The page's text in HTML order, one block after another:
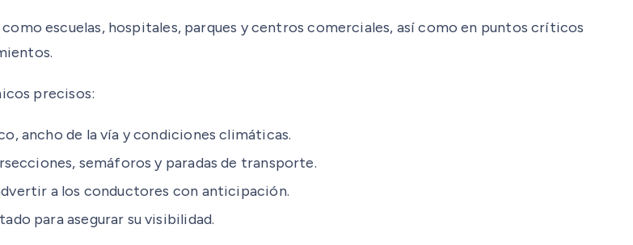
escuelas, hospitales, parques y centros comerciales, así como en puntos críticos
precisos:
ancho de la vía y condiciones climáticas.
semáforos y paradas de transporte.
a los conductores con anticipación.
para asegurar su visibilidad.